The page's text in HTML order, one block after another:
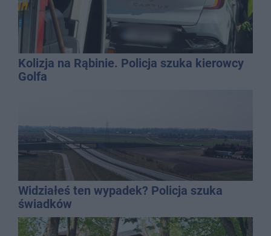
Kolizja na Rąbinie. Policja szuka kierowcy
Golfa
Widziałeś ten wypadek? Policja szuka
świadków